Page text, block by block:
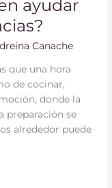
ayudar
Canache
que una hora
de cocinar,
donde la
preparación se
alrededor puede